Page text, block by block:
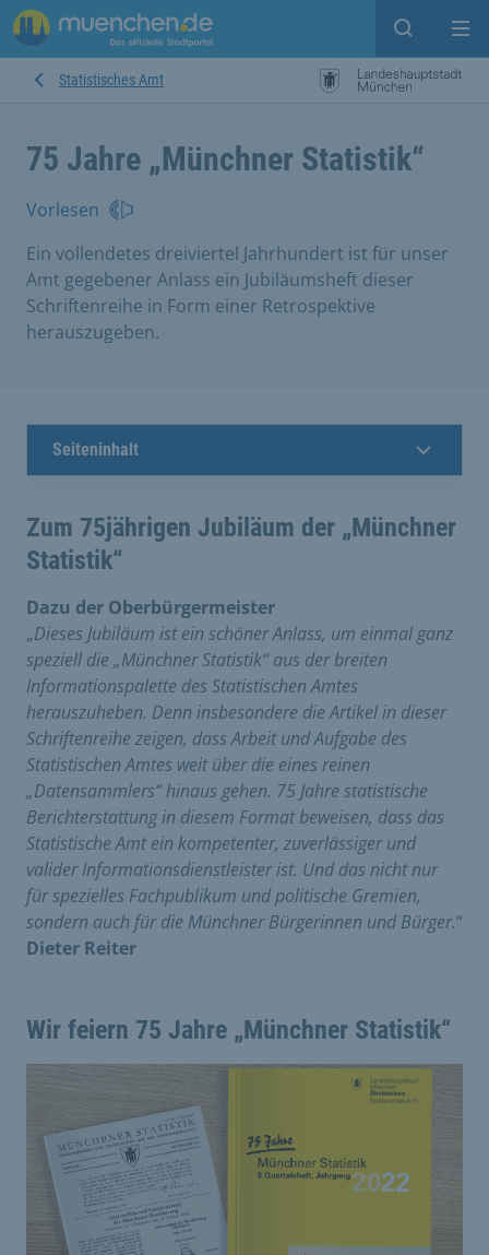
Suche
Statistisches Amt
75 Jahre „Münchner Statistik“
Vorlesen
Ein vollendetes dreiviertel Jahrhundert ist für unser
Amt gegebener Anlass ein Jubiläumsheft dieser
Schriftenreihe in Form einer Retrospektive
herauszugeben.
Seiteninhalt
Zum 75jährigen Jubiläum der „Münchner
Statistik“
Dazu der Oberbürgermeister
„Dieses Jubiläum ist ein schöner Anlass, um einmal ganz
speziell die „Münchner Statistik“ aus der breiten
Informationspalette des Statistischen Amtes
herauszuheben. Denn insbesondere die Artikel in dieser
Schriftenreihe zeigen, dass Arbeit und Aufgabe des
Statistischen Amtes weit über die eines reinen
„Datensammlers“ hinaus gehen. 75 Jahre statistische
Berichterstattung in diesem Format beweisen, dass das
Statistische Amt ein kompetenter, zuverlässiger und
valider Informationsdienstleister ist. Und das nicht nur
für spezielles Fachpublikum und politische Gremien,
sondern auch für die Münchner Bürgerinnen und Bürger.“
Dieter Reiter
Wir feiern 75 Jahre „Münchner Statistik“